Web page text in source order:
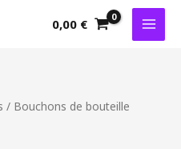
0,00 €
/ Bouchons de bouteille